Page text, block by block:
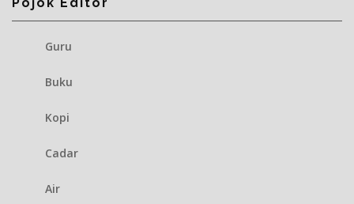
Pojok Editor
Guru
Buku
Kopi
Cadar
Air